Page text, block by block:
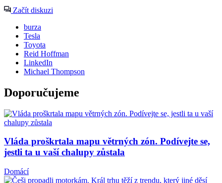
Začít diskuzi
burza
Tesla
Toyota
Reid Hoffman
LinkedIn
Michael Thompson
Doporučujeme
Vláda proškrtala mapu větrných zón. Podívejte se,
jestli ta u vaší chalupy zůstala
Domácí